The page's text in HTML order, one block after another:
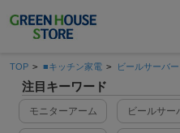
TOP > ■キッチン家電 > ビールサーバー
注目キーワード
モニターアーム ビールサー